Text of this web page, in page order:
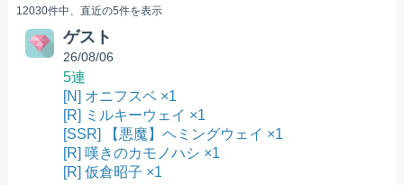
12030件中、直近の5件を表示
ゲスト
26/08/06
5連
[N] オニフスベ ×1
[R] ミルキーウェイ ×1
[SSR] 【悪魔】ヘミングウェイ ×1
[R] 嘆きのカモノハシ ×1
[R] 仮倉昭子 ×1